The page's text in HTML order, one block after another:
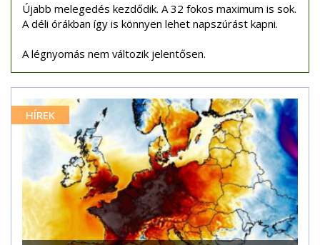
Újabb melegedés kezdődik. A 32 fokos maximum is sok.
A déli órákban így is könnyen lehet napszúrást kapni.
A légnyomás nem változik jelentősen.
HÍREK